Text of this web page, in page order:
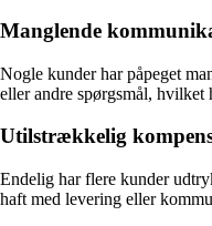
Manglende
Nogle kunder har påpeget
eller andre spørgsmål, hvilket
Utilstrækkelig
Endelig har flere kunder
haft med levering eller